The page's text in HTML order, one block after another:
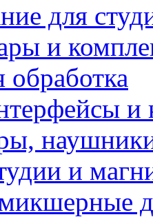
для
и
обработка
и
и